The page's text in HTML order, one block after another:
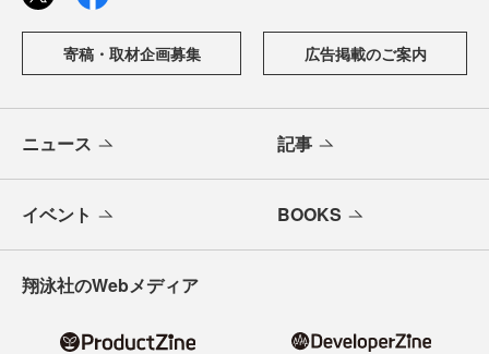
寄稿・取材企画募集 広告掲載のご案内
ニュース 記事
イベント BOOKS
翔泳社のWebメディア